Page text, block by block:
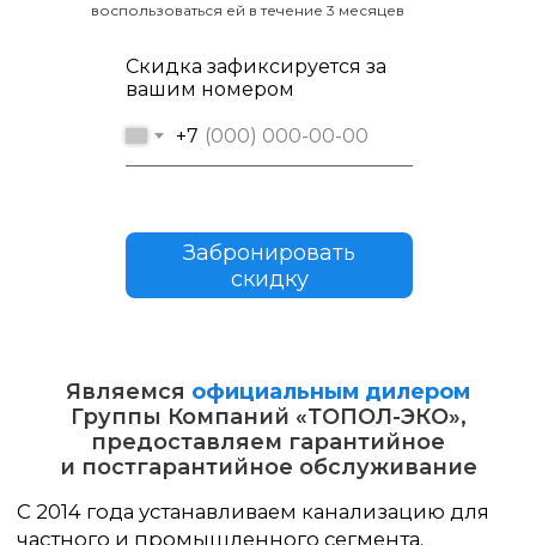
воспользоваться ей в течение 3 месяцев
Скидка зафиксируется за
вашим номером
+7
Забронировать
скидку
Являемся официальным дилером
Группы Компаний «ТОПОЛ-ЭКО»,
предоставляем гарантийное
и постгарантийное обслуживание